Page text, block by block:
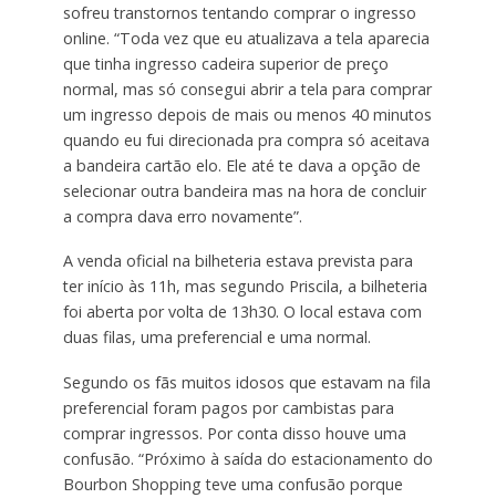
sofreu transtornos tentando comprar o ingresso
online. “Toda vez que eu atualizava a tela aparecia
que tinha ingresso cadeira superior de preço
normal, mas só consegui abrir a tela para comprar
um ingresso depois de mais ou menos 40 minutos
quando eu fui direcionada pra compra só aceitava
a bandeira cartão elo. Ele até te dava a opção de
selecionar outra bandeira mas na hora de concluir
a compra dava erro novamente”.
A venda oficial na bilheteria estava prevista para
ter início às 11h, mas segundo Priscila, a bilheteria
foi aberta por volta de 13h30. O local estava com
duas filas, uma preferencial e uma normal.
Segundo os fãs muitos idosos que estavam na fila
preferencial foram pagos por cambistas para
comprar ingressos. Por conta disso houve uma
confusão. “Próximo à saída do estacionamento do
Bourbon Shopping teve uma confusão porque